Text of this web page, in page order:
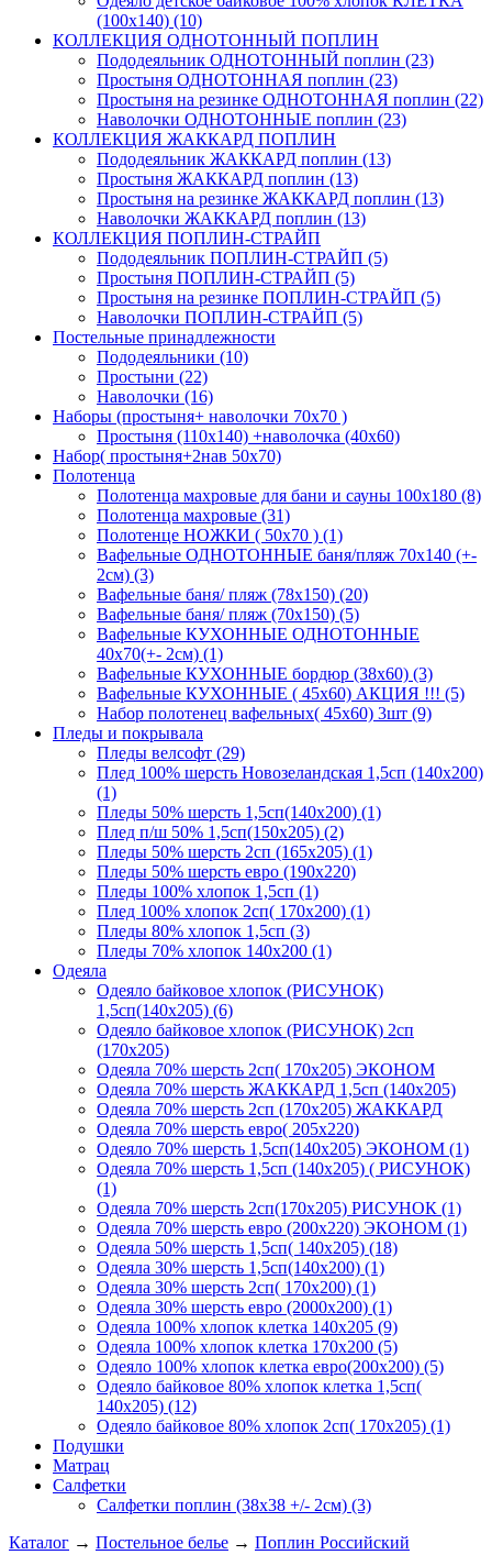
(100х140) (10)
КОЛЛЕКЦИЯ ОДНОТОННЫЙ ПОПЛИН
Пододеяльник ОДНОТОННЫЙ поплин (23)
Простыня ОДНОТОННАЯ поплин (23)
Простыня на резинке ОДНОТОННАЯ поплин (22)
Наволочки ОДНОТОННЫЕ поплин (23)
КОЛЛЕКЦИЯ ЖАККАРД ПОПЛИН
Пододеяльник ЖАККАРД поплин (13)
Простыня ЖАККАРД поплин (13)
Простыня на резинке ЖАККАРД поплин (13)
Наволочки ЖАККАРД поплин (13)
КОЛЛЕКЦИЯ ПОПЛИН-СТРАЙП
Пододеяльник ПОПЛИН-СТРАЙП (5)
Простыня ПОПЛИН-СТРАЙП (5)
Простыня на резинке ПОПЛИН-СТРАЙП (5)
Наволочки ПОПЛИН-СТРАЙП (5)
Постельные принадлежности
Пододеяльники (10)
Простыни (22)
Наволочки (16)
Наборы (простыня+ наволочки 70х70 )
Простыня (110х140) +наволочка (40х60)
Набор( простыня+2нав 50х70)
Полотенца
Полотенца махровые для бани и сауны 100х180 (8)
Полотенца махровые (31)
Полотенце НОЖКИ ( 50х70 ) (1)
Вафельные ОДНОТОННЫЕ баня/пляж 70х140 (+-
2см) (3)
Вафельные баня/ пляж (78х150) (20)
Вафельные баня/ пляж (70х150) (5)
Вафельные КУХОННЫЕ ОДНОТОННЫЕ
40х70(+- 2см) (1)
Вафельные КУХОННЫЕ бордюр (38х60) (3)
Вафельные КУХОННЫЕ ( 45х60) АКЦИЯ !!! (5)
Набор полотенец вафельных( 45х60) 3шт (9)
Пледы и покрывала
Пледы велсофт (29)
Плед 100% шерсть Новозеландская 1,5сп (140х200)
(1)
Пледы 50% шерсть 1,5сп(140х200) (1)
Плед п/ш 50% 1,5сп(150х205) (2)
Пледы 50% шерсть 2сп (165х205) (1)
Пледы 50% шерсть евро (190х220)
Пледы 100% хлопок 1,5сп (1)
Плед 100% хлопок 2сп( 170х200) (1)
Пледы 80% хлопок 1,5сп (3)
Пледы 70% хлопок 140х200 (1)
Одеяла
Одеяло байковое хлопок (РИСУНОК)
1,5сп(140х205) (6)
Одеяло байковое хлопок (РИСУНОК) 2сп
(170х205)
Одеяла 70% шерсть 2сп( 170х205) ЭКОНОМ
Одеяла 70% шерсть ЖАККАРД 1,5сп (140х205)
Одеяла 70% шерсть 2сп (170х205) ЖАККАРД
Одеяла 70% шерсть евро( 205х220)
Одеяло 70% шерсть 1,5сп(140х205) ЭКОНОМ (1)
Одеяла 70% шерсть 1,5сп (140х205) ( РИСУНОК)
(1)
Одеяла 70% шерсть 2сп(170х205) РИСУНОК (1)
Одеяла 70% шерсть евро (200х220) ЭКОНОМ (1)
Одеяла 50% шерсть 1,5сп( 140х205) (18)
Одеяла 30% шерсть 1,5сп(140х200) (1)
Одеяла 30% шерсть 2сп( 170х200) (1)
Одеяла 30% шерсть евро (2000х200) (1)
Одеяла 100% хлопок клетка 140х205 (9)
Одеяла 100% хлопок клетка 170х200 (5)
Одеяло 100% хлопок клетка евро(200х200) (5)
Одеяло байковое 80% хлопок клетка 1,5сп(
140х205) (12)
Одеяло байковое 80% хлопок 2сп( 170х205) (1)
Подушки
Матрац
Салфетки
Салфетки поплин (38х38 +/- 2см) (3)
Каталог → Постельное белье → Поплин Российский